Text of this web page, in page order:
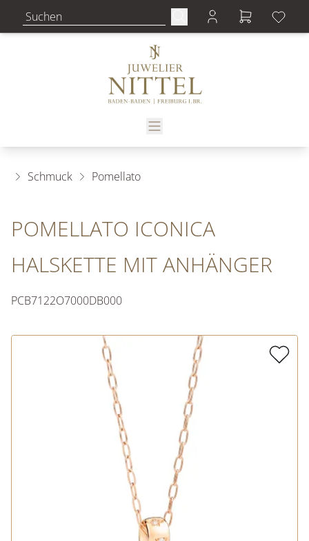
Schmuck Pomellato
POMELLATO ICONICA
HALSKETTE MIT ANHÄNGER
PCB7122O7000DB000